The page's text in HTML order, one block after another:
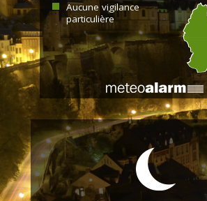
Aucune vigilance
particulière